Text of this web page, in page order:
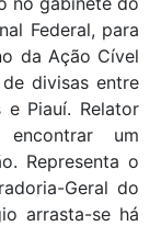
Federal, para
da Ação Cível
divisas entre
Piauí. Relator
um
Representa o
Geral do
arrasta-se há